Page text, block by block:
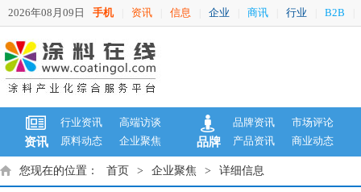
2026年08月09日 手机 资讯 信息 企业 商讯 行业 B2B
资讯
行业资讯
高端访谈
原料动态
企业聚焦 品牌
品牌资讯
市场评论
产品资讯
商业动态
您现在的位置： 首页 > 企业聚焦 > 详细信息